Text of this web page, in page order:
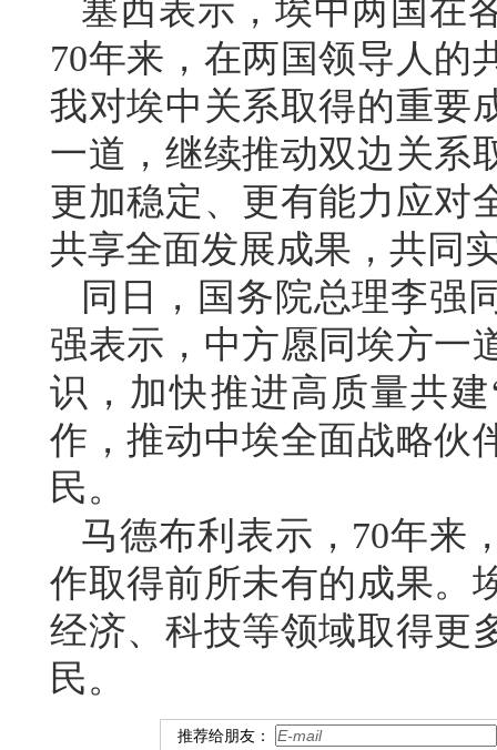
塞西表示，埃中两国在
70年来，在两国领导人的
我对埃中关系取得的重要
一道，继续推动双边关系
更加稳定、更有能力应对
共享全面发展成果，共同
同日，国务院总理李强
强表示，中方愿同埃方一
识，加快推进高质量共
作，推动中埃全面战略伙
民。
马德布利表示，70年来
作取得前所未有的成果。
经济、科技等领域取得更
民。
推荐给朋友：